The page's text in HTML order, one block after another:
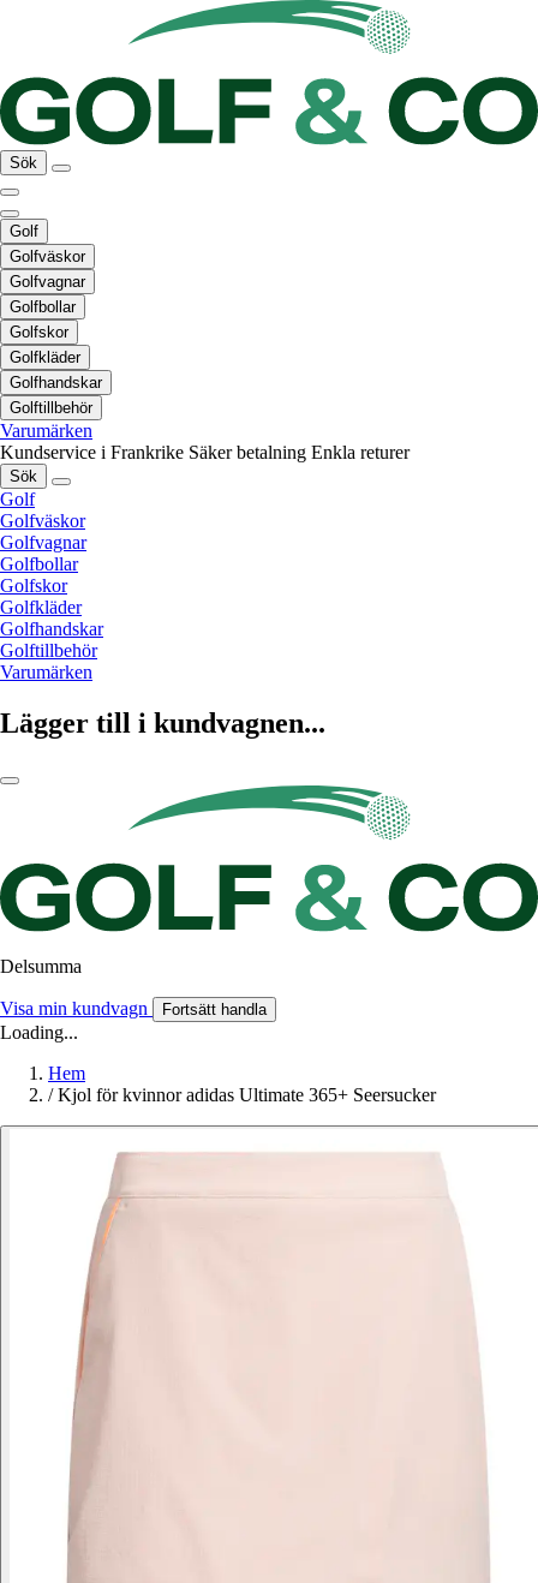
Sök
Golf
Golfväskor
Golfvagnar
Golfbollar
Golfskor
Golfkläder
Golfhandskar
Golftillbehör
Varumärken
Kundservice i Frankrike Säker betalning Enkla returer
Sök
Golf
Golfväskor
Golfvagnar
Golfbollar
Golfskor
Golfkläder
Golfhandskar
Golftillbehör
Varumärken
Lägger till i kundvagnen...
Delsumma
Visa min kundvagn Fortsätt handla
Loading...
Hem
/ Kjol för kvinnor adidas Ultimate 365+ Seersucker